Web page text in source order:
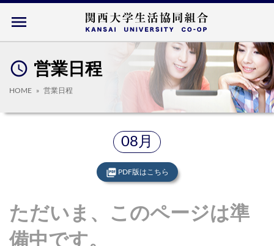
menu
access_time 営業日程
HOME 営業日程
08月
picture_as_pdf PDF版はこちら
ただいま、このページは準
備中です。